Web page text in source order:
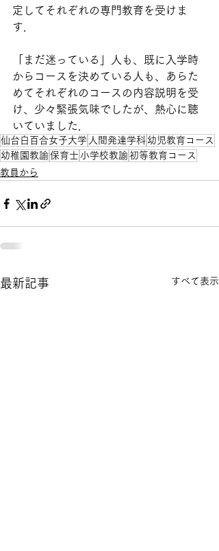
定してそれぞれの専門教育を受けま
す．
「まだ迷っている」人も、既に入学時
からコースを決めている人も、あらた
めてそれぞれのコースの内容説明を受
け、少々緊張気味でしたが、熱心に聴
いていました．
仙台白百合女子大学 人間発達学科幼児教育コース
幼稚園教諭保育士 小学校教諭初等教育コース
教員から
最新記事 すべて表示